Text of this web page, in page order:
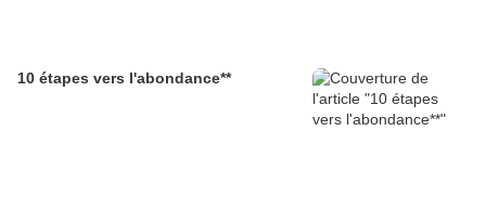
10 étapes vers l'abondance**